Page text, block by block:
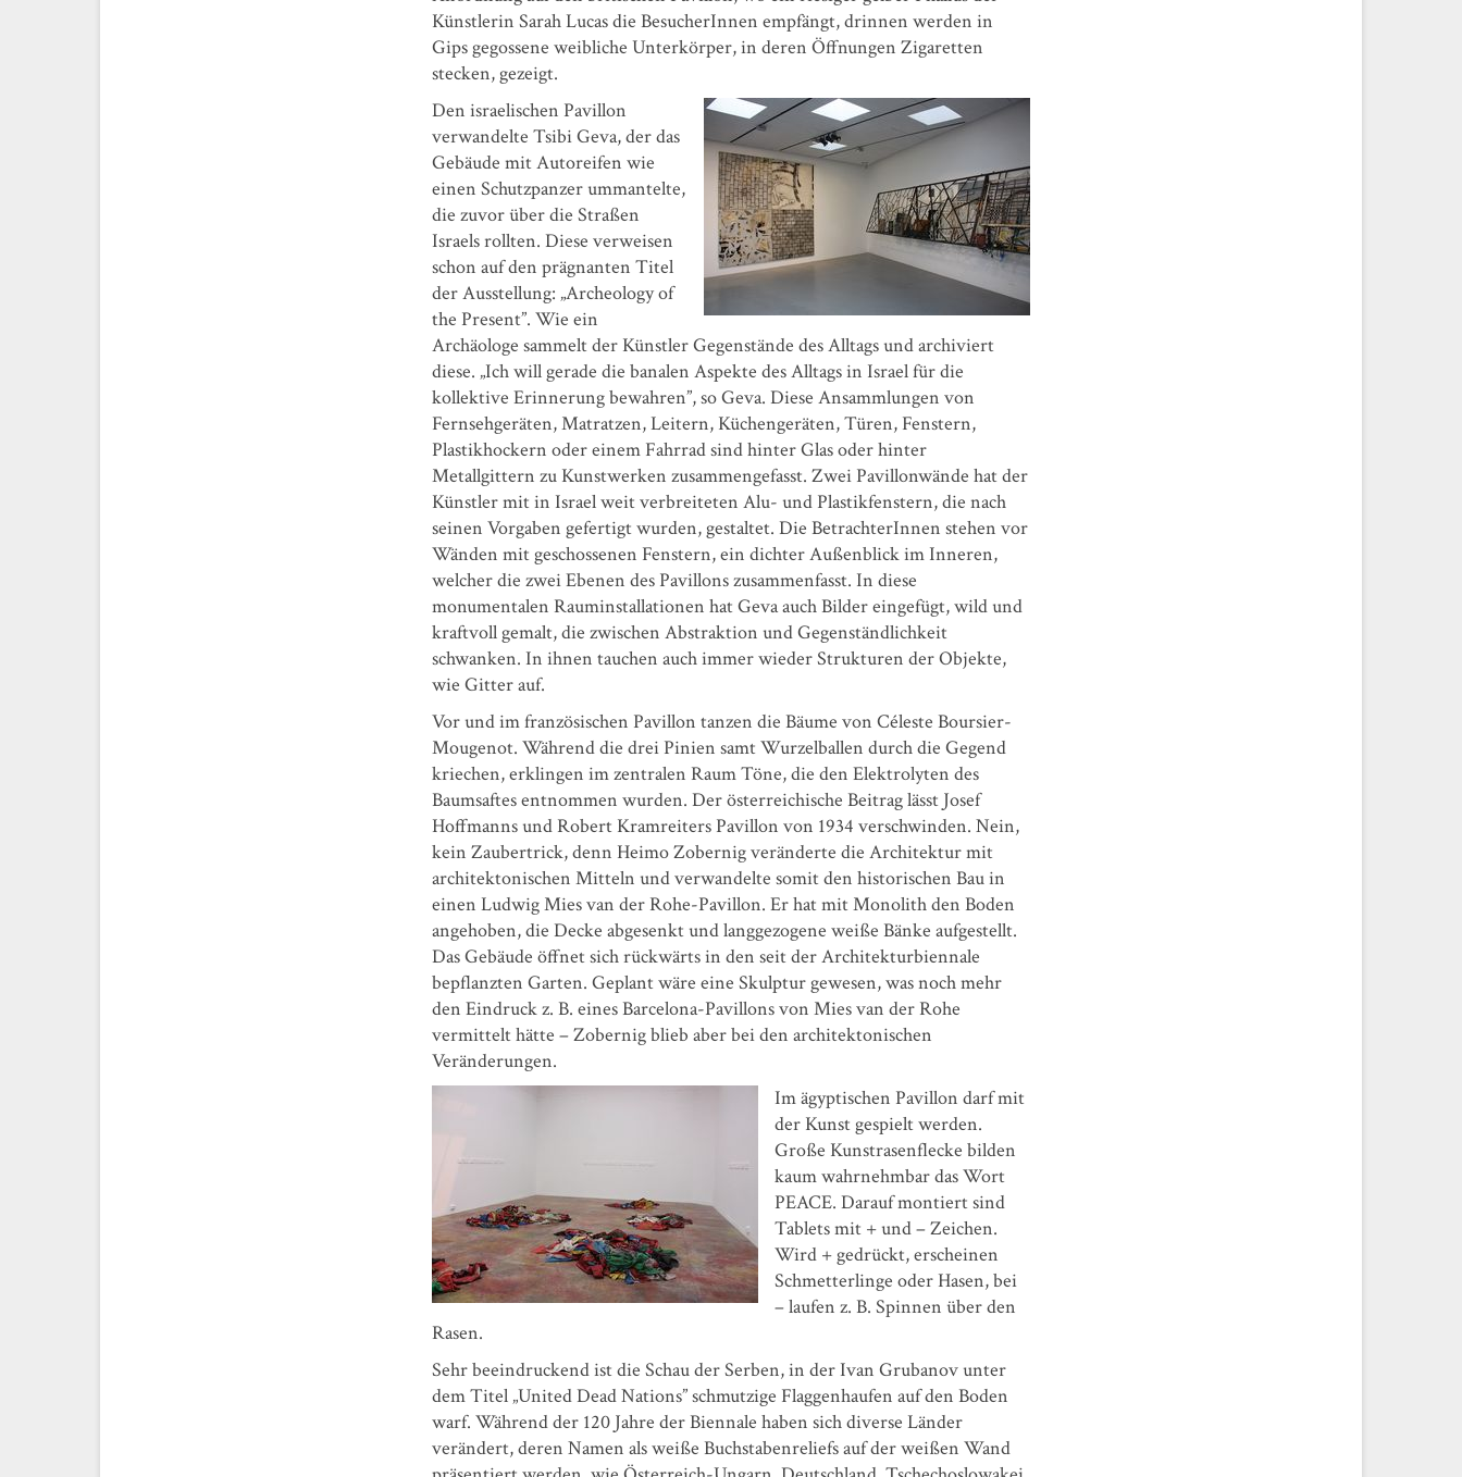
Künstlerin Sarah Lucas die BesucherInnen empfängt, drinnen werden in
Gips gegossene weibliche Unterkörper, in deren Öffnungen Zigaretten
stecken, gezeigt.
Den israelischen Pavillon
verwandelte Tsibi Geva, der das
Gebäude mit Autoreifen wie
einen Schutzpanzer ummantelte,
die zuvor über die Straßen
Israels rollten. Diese verweisen
schon auf den prägnanten Titel
der Ausstellung: „Archeology of
the Present”. Wie ein
Archäologe sammelt der Künstler Gegenstände des Alltags und archiviert
diese. „Ich will gerade die banalen Aspekte des Alltags in Israel für die
kollektive Erinnerung bewahren”, so Geva. Diese Ansammlungen von
Fernsehgeräten, Matratzen, Leitern, Küchengeräten, Türen, Fenstern,
Plastikhockern oder einem Fahrrad sind hinter Glas oder hinter
Metallgittern zu Kunstwerken zusammengefasst. Zwei Pavillonwände hat der
Künstler mit in Israel weit verbreiteten Alu- und Plastikfenstern, die nach
seinen Vorgaben gefertigt wurden, gestaltet. Die BetrachterInnen stehen vor
Wänden mit geschossenen Fenstern, ein dichter Außenblick im Inneren,
welcher die zwei Ebenen des Pavillons zusammenfasst. In diese
monumentalen Rauminstallationen hat Geva auch Bilder eingefügt, wild und
kraftvoll gemalt, die zwischen Abstraktion und Gegenständlichkeit
schwanken. In ihnen tauchen auch immer wieder Strukturen der Objekte,
wie Gitter auf.
Vor und im französischen Pavillon tanzen die Bäume von Céleste Boursier-
Mougenot. Während die drei Pinien samt Wurzelballen durch die Gegend
kriechen, erklingen im zentralen Raum Töne, die den Elektrolyten des
Baumsaftes entnommen wurden. Der österreichische Beitrag lässt Josef
Hoffmanns und Robert Kramreiters Pavillon von 1934 verschwinden. Nein,
kein Zaubertrick, denn Heimo Zobernig veränderte die Architektur mit
architektonischen Mitteln und verwandelte somit den historischen Bau in
einen Ludwig Mies van der Rohe-Pavillon. Er hat mit Monolith den Boden
angehoben, die Decke abgesenkt und langgezogene weiße Bänke aufgestellt.
Das Gebäude öffnet sich rückwärts in den seit der Architekturbiennale
bepflanzten Garten. Geplant wäre eine Skulptur gewesen, was noch mehr
den Eindruck z. B. eines Barcelona-Pavillons von Mies van der Rohe
vermittelt hätte – Zobernig blieb aber bei den architektonischen
Veränderungen.
Im ägyptischen Pavillon darf mit
der Kunst gespielt werden.
Große Kunstrasenflecke bilden
kaum wahrnehmbar das Wort
PEACE. Darauf montiert sind
Tablets mit + und – Zeichen.
Wird + gedrückt, erscheinen
Schmetterlinge oder Hasen, bei
– laufen z. B. Spinnen über den
Rasen.
Sehr beeindruckend ist die Schau der Serben, in der Ivan Grubanov unter
dem Titel „United Dead Nations” schmutzige Flaggenhaufen auf den Boden
warf. Während der 120 Jahre der Biennale haben sich diverse Länder
verändert, deren Namen als weiße Buchstabenreliefs auf der weißen Wand